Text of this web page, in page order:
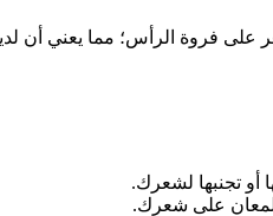
على فروة الرأس؛ مما يعني
أو تجنبها لشعرك.
على شعرك.